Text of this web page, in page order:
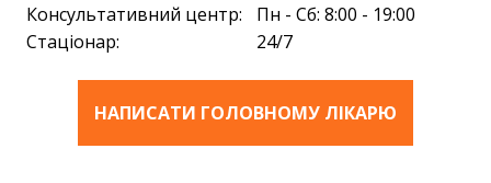
Консультативний центр:
Пн - Сб: 8:00 - 19:00
Стаціонар:
24/7
НАПИСАТИ ГОЛОВНОМУ ЛІКАРЮ